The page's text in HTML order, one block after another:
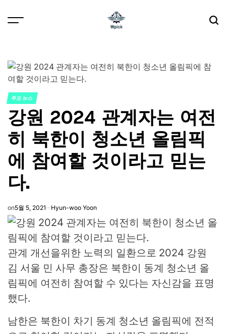
POSTED
IN
주요 뉴스
강원 2024 관계자는 여전
히 북한이 청소년 올림픽
에 참여할 것이라고 믿는
다.
on5월 5, 2021 Hyun-woo Yoon
관계 개선을위한 노력의 일환으로 2024 강원
김 서울 민 사무 총장은 북한이 동계 청소년 올
림픽에 여전히 참여할 수 있다는 자신감을 표명
했다.
남한은 북한이 차기 동계 청소년 올림픽에 전적